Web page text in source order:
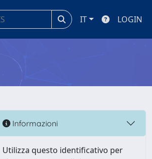
IT LOGIN
Informazioni
Utilizza questo identificativo per